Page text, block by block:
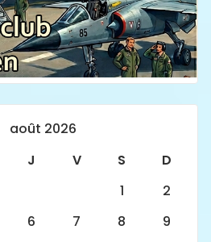
août 2026
J V S
D
1
2
6 7 8
9